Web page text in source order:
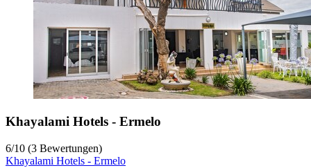
Khayalami Hotels - Ermelo
6/10 (3 Bewertungen)
Khayalami Hotels - Ermelo